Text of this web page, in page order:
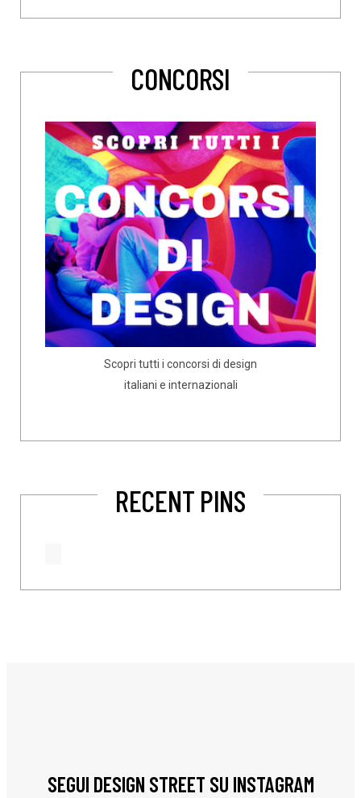
CONCORSI
Scopri tutti i concorsi di design
italiani e internazionali
RECENT PINS
SEGUI DESIGN STREET SU INSTAGRAM